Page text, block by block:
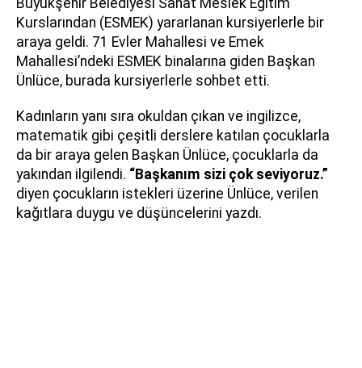
Kurslarından (ESMEK) yararlanan kursiyerlerle bir
araya geldi. 71 Evler Mahallesi ve Emek
Mahallesi’ndeki ESMEK binalarına giden Başkan
Ünlüce, burada kursiyerlerle sohbet etti.
Kadınların yanı sıra okuldan çıkan ve ingilizce,
matematik gibi çeşitli derslere katılan çocuklarla
da bir araya gelen Başkan Ünlüce, çocuklarla da
yakından ilgilendi. “Başkanım sizi çok seviyoruz.”
diyen çocukların istekleri üzerine Ünlüce, verilen
kağıtlara duygu ve düşüncelerini yazdı.